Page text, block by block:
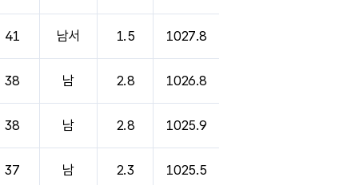
41 남서 1.5 1027.8
38 남 2.8 1026.8
38 남 2.8 1025.9
37 남 2.3 1025.5